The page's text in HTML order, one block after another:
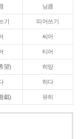
닝큼
기 띠어쓰기
씨어
티어
望) 히망
히다
戱) 유히